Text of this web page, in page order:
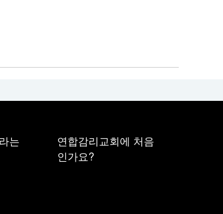
는
연합감리교회에 처음
인가요?